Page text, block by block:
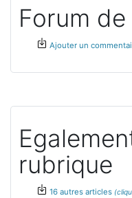
Forum
Ajouter un
rubrique
16 autres articles